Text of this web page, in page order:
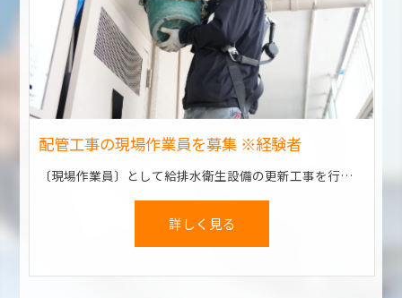
配管工事の現場作業員を募集 ※経験者
〔現場作業員〕として給排水衛生設備の更新工事を行います。 大工や内装など、別業種のさまざまな経験も活かせます！
詳しく見る